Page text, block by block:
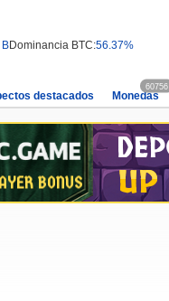
Dominancia BTC:56.37%
destacados Monedas
60756